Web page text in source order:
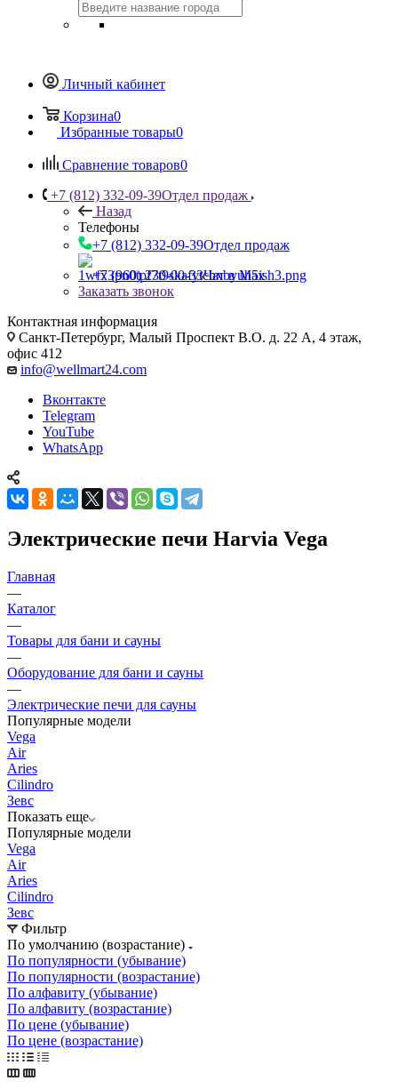
Личный кабинет
Корзина0
Избранные товары0
Сравнение товаров0
+7 (812) 332-09-39Отдел продаж
Назад
Телефоны
+7 (812) 332-09-39Отдел продаж
+7 (960) 230-00-33Чат в Max
Заказать звонок
Контактная информация
Санкт-Петербург, Малый Проспект В.О. д. 22 А, 4 этаж,
офис 412
info@wellmart24.com
Вконтакте
Telegram
YouTube
WhatsApp
Электрические печи Harvia Vega
Главная
—
Каталог
—
Товары для бани и сауны
—
Оборудование для бани и сауны
—
Электрические печи для сауны
Популярные модели
Vega
Air
Aries
Cilindro
Зевс
Показать еще
Популярные модели
Vega
Air
Aries
Cilindro
Зевс
Фильтр
По умолчанию (возрастание)
По популярности (убывание)
По популярности (возрастание)
По алфавиту (убывание)
По алфавиту (возрастание)
По цене (убывание)
По цене (возрастание)